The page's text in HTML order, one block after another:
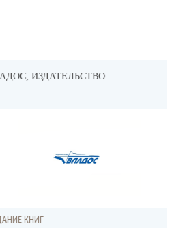
ИЗДАТЕЛЬСТВО